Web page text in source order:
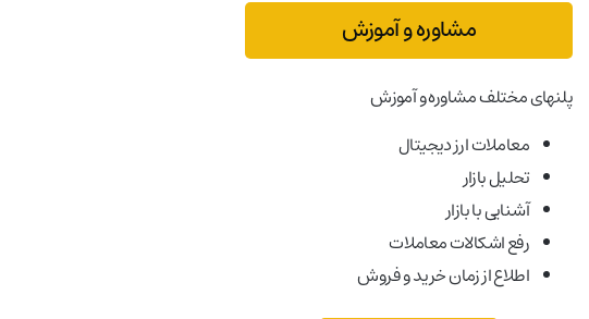
مشاوره و آموزش
پلنهای مختلف مشاوره و آموزش
معاملات ارز دیجیتال
تحلیل بازار
آشنایی با بازار
رفع اشکالات معاملات
اطلاع از زمان خرید و فروش